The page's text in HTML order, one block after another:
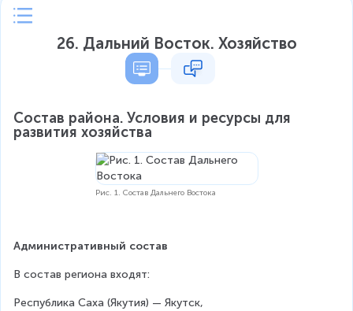
26. Дальний Восток. Хозяйство
Состав района. Условия и ресурсы для
развития хозяйства
Рис. 1. Состав Дальнего Востока
Административный состав
В состав региона входят:
Республика Саха (Якутия) — Якутск,